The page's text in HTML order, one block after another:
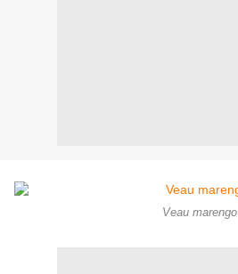
Veau marengo